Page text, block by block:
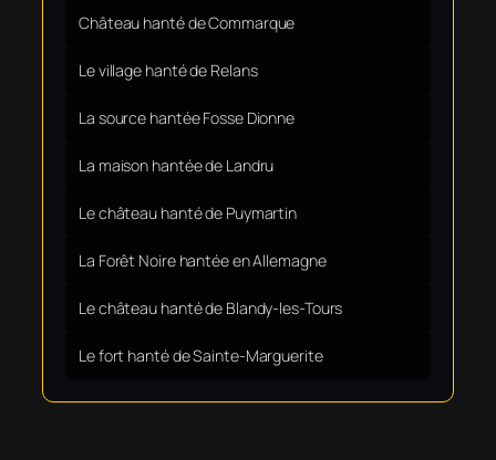
Château hanté de Commarque
Le village hanté de Relans
La source hantée Fosse Dionne
La maison hantée de Landru
Le château hanté de Puymartin
La Forêt Noire hantée en Allemagne
Le château hanté de Blandy-les-Tours
Le fort hanté de Sainte-Marguerite